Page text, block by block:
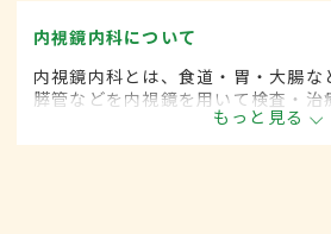
内視鏡内科について
内視鏡内科とは、食道・胃・大腸な
膵管などを内視鏡を用いて検査・治
もっと見る